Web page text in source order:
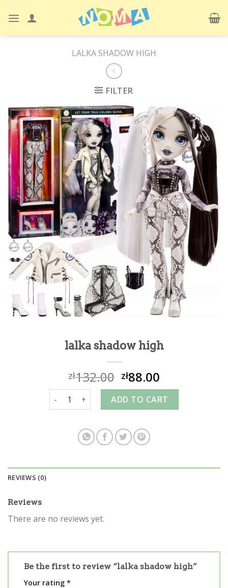
LALKA SHADOW HIGH
FILTER
lalka shadow high
zł132.00 zł88.00
lalka shadow high quantity
ADD TO CART
REVIEWS (0)
Reviews
There are no reviews yet.
Be the first to review “lalka shadow high”
Your rating *